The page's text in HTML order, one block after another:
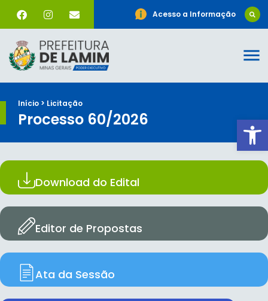
Acesso a Informação
Início > Licitação
Processo 60/2026
Download do Edital
Editor de Propostas
Ata da Sessão